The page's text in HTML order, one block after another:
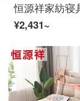
¥2,431~